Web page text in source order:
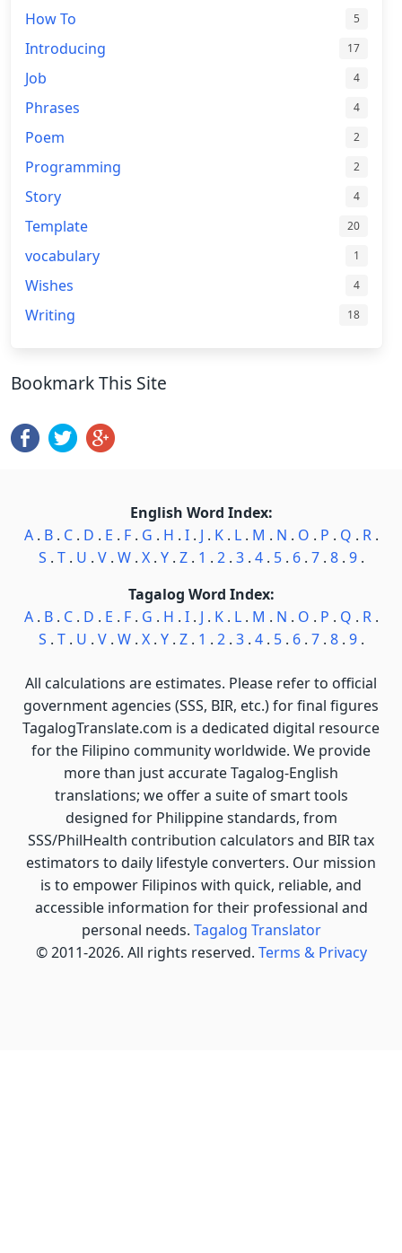
How To 5
Introducing 17
Job 4
Phrases 4
Poem 2
Programming 2
Story 4
Template 20
vocabulary 1
Wishes 4
Writing 18
Bookmark This Site
English Word Index:
A. B. C. D . E . F. G . H . I. J . K. L. M . N . O . P . Q . R.
S . T. U . V. W. X. Y. Z. 1 . 2. 3. 4. 5. 6. 7. 8. 9.
Tagalog Word Index:
A. B. C. D . E . F. G . H . I. J . K. L. M . N . O . P . Q . R.
S . T. U . V. W. X. Y. Z. 1 . 2. 3. 4. 5. 6. 7. 8. 9.
All calculations are estimates. Please refer to official
government agencies (SSS, BIR, etc.) for final figures
TagalogTranslate.com is a dedicated digital resource
for the Filipino community worldwide. We provide
more than just accurate Tagalog-English
translations; we offer a suite of smart tools
designed for Philippine standards, from
SSS/PhilHealth contribution calculators and BIR tax
estimators to daily lifestyle converters. Our mission
is to empower Filipinos with quick, reliable, and
accessible information for their professional and
personal needs. Tagalog Translator
© 2011-2026. All rights reserved. Terms & Privacy